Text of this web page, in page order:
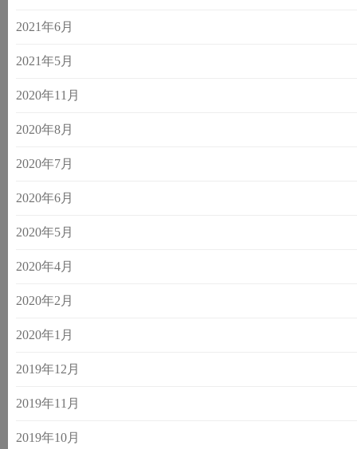
2021年6月
2021年5月
2020年11月
2020年8月
2020年7月
2020年6月
2020年5月
2020年4月
2020年2月
2020年1月
2019年12月
2019年11月
2019年10月